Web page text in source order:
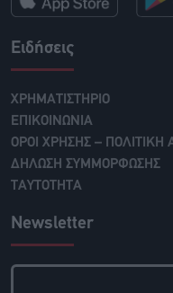
Ειδήσεις
ΧΡΗΜΑΤΙΣΤΗΡΙΟ
ΕΠΙΚΟΙΝΩΝΙΑ
ΟΡΟΙ ΧΡΗΣΗΣ – ΠΟΛΙΤΙΚΗ
ΔΗΛΩΣΗ ΣΥΜΜΟΡΦΩΣΗΣ
ΤΑΥΤΟΤΗΤΑ
Newsletter